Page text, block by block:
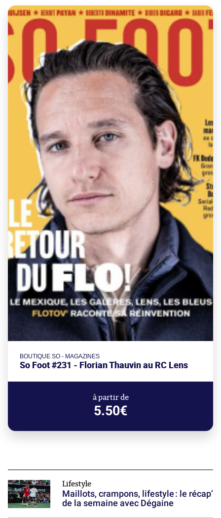
BOUTIQUE SO - MAGAZINES
So Foot #231 - Florian Thauvin au RC Lens
à partir de
5.50€
Lifestyle
Maillots, crampons, lifestyle : le récap’
de la semaine avec Dégaine